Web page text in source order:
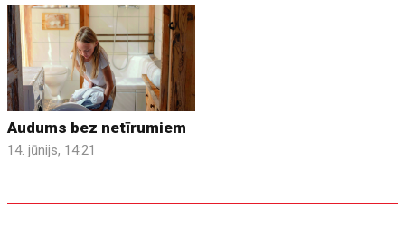
Audums bez netīrumiem
14. jūnijs, 14:21